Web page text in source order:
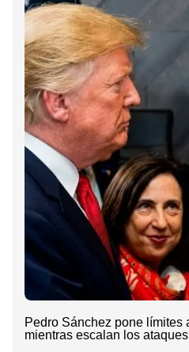
Pedro Sánchez pone límites
mientras escalan los